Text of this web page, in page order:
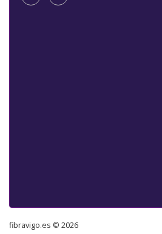
fibravigo.es © 2026